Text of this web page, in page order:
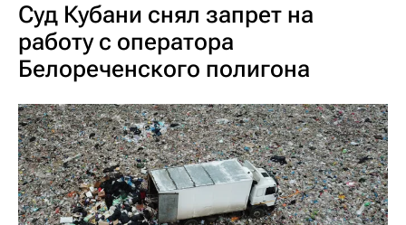
Суд Кубани снял запрет на
работу с оператора
Белореченского полигона